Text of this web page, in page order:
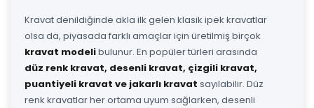
Kravat denildiğinde akla ilk gelen klasik ipek kravatlar
olsa da, piyasada farklı amaçlar için üretilmiş birçok
kravat modelibulunur. En popüler türleri arasında
düz renk kravat, desenli kravat, çizgili kravat,
puantiyeli kravat ve jakarlı kravat sayılabilir. Düz
renk kravatlar her ortama uyum sağlarken, desenli